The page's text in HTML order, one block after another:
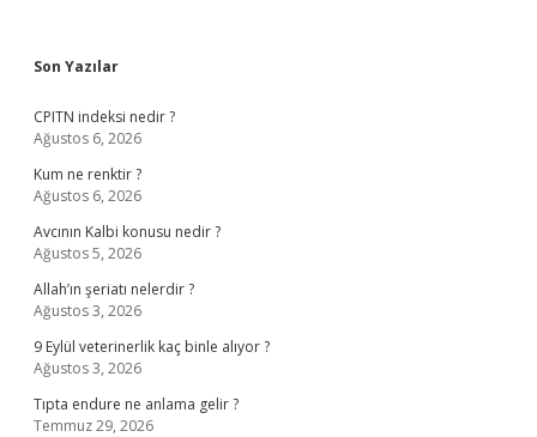
Sidebar
Son Yazılar
CPITN indeksi nedir ?
Ağustos 6, 2026
Kum ne renktir ?
Ağustos 6, 2026
Avcının Kalbi konusu nedir ?
Ağustos 5, 2026
Allah’ın şeriatı nelerdir ?
Ağustos 3, 2026
9 Eylül veterinerlik kaç binle alıyor ?
Ağustos 3, 2026
Tıpta endure ne anlama gelir ?
Temmuz 29, 2026